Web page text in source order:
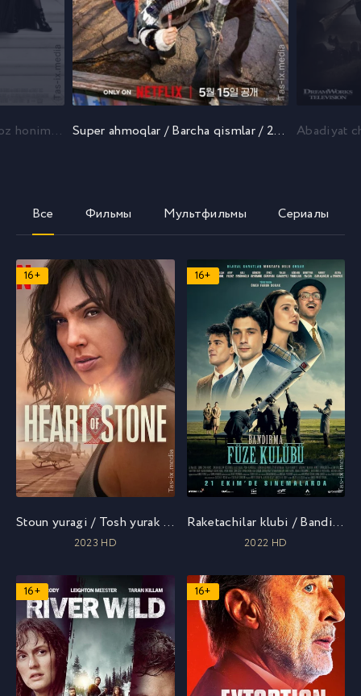
Qattiqqo'l Xonim 2 / Tannoz honim 2 / Shayton Prada kiyadi 2 2026 / Дьявол носит Prada 2 / Uzbek tilida / O'zbekcha tarjima Super ahmoqlar / Barcha qismlar / 2026 / Суперглупцы / Суперчудаки / Uzbek tilida / O'zbekcha tarjima
Все Фильмы Мультфильмы Сериалы
16+
Stoun yuragi / Tosh yurak / Сердце Стоун / Uzbek tilida / O'zbekcha tarjima
2023 HD
16+
Raketachilar klubi / Bandirma raketa klubi / Ракетный клуб Бандырмы / Uzbek tilida / O'zbekcha tarjima
2022 HD
16+ 16+